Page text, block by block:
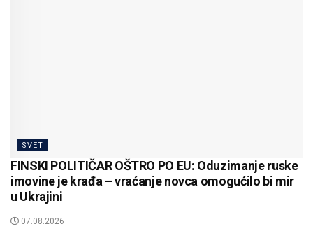
SVET
FINSKI POLITIČAR OŠTRO PO EU: Oduzimanje ruske
imovine je krađa – vraćanje novca omogućilo bi mir
u Ukrajini
07.08.2026